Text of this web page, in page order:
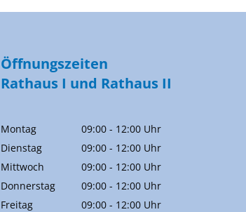
Öffnungszeiten
Rathaus I und Rathaus II
Montag 09:00 - 12:00 Uhr
Von 09:00 bis 12:00 Uhr
Dienstag 09:00 - 12:00 Uhr
Von 09:00 bis 12:00 Uhr
Mittwoch 09:00 - 12:00 Uhr
Von 09:00 bis 12:00 Uhr
Donnerstag 09:00 - 12:00 Uhr
Von 09:00 bis 12:00 Uhr
Freitag 09:00 - 12:00 Uhr